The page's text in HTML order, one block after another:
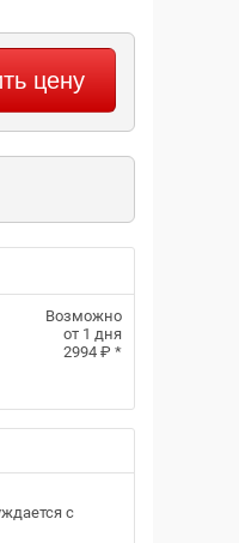
цену
Возможно
от 1 дня
2994 ₽ *
с